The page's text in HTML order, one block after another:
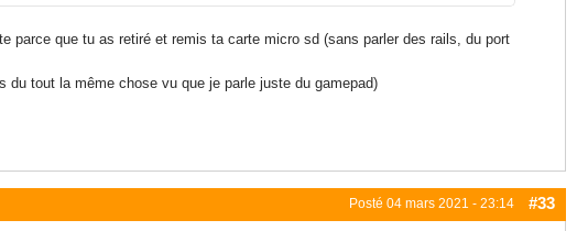
que tu as retiré et remis ta carte micro sd (sans parler des rails, du port
tout la même chose vu que je parle juste du gamepad)
Posté 04 mars 2021 - 23:14 #33